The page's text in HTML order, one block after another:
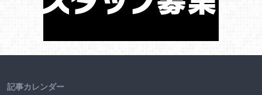
記事カレンダー